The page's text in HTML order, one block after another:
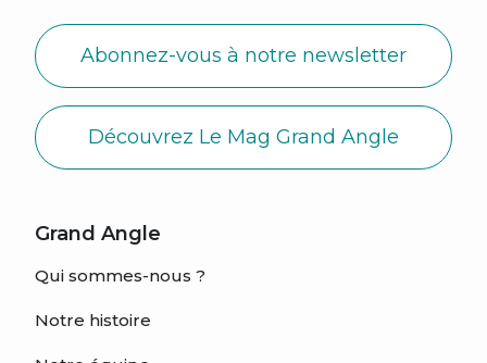
Abonnez-vous à notre newsletter
Découvrez Le Mag Grand Angle
Grand Angle
Qui sommes-nous ?
Notre histoire